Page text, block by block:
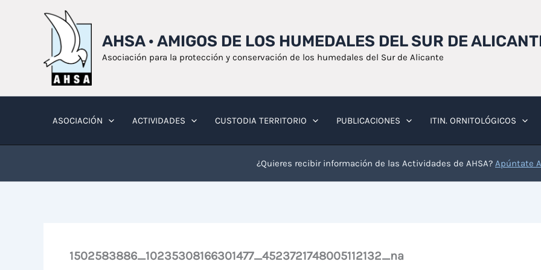
AHSA · AMIGOS DE LOS HUMEDALES DEL SUR DE
Asociación para la protección y conservación de los humedales del Sur de Alicante
ASOCIACIÓN ACTIVIDADES CUSTODIA TERRITORIO PUBLICACIONES ITIN. ORNITOLÓGICOS
¿Quieres recibir información de las Actividades de AHSA? Apúntate
1502583886_10235308166301477_4523721748005112132_na